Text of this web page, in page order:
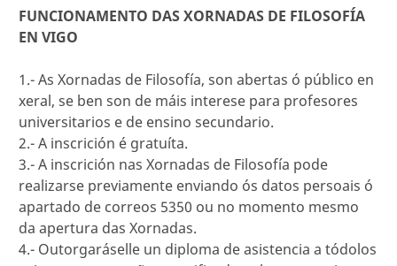
FUNCIONAMENTO DAS XORNADAS DE FILOSOFÍA
EN VIGO
1.- As Xornadas de Filosofía, son abertas ó público en
xeral, se ben son de máis interese para profesores
universitarios e de ensino secundario.
2.- A inscrición é gratuíta.
3.- A inscrición nas Xornadas de Filosofía pode
realizarse previamente enviando ós datos persoais ó
apartado de correos 5350 ou no momento mesmo
da apertura das Xornadas.
4.- Outorgaráselle un diploma de asistencia a tódolos